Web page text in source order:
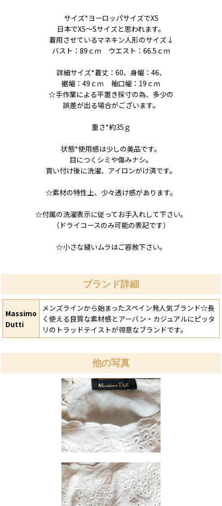
サイズ*ヨーロッパサイズでXS
日本でXS〜Sサイズと思われます。
着用させているマネキン人形のサイズ↓
バスト：89ｃｍ ウエスト：66.5ｃｍ
詳細サイズ*着丈：60、身幅：46、
裾幅：49ｃｍ 袖口幅：19ｃｍ
☆手作業による平置き採寸の為、多少の
誤差が出る場合がございます。
重さ*約35ｇ
状態*使用感は少しの美品です。
目につくシミや傷みナシ。
買い付け後に洗濯、アイロンがけ済です。
☆素材の特性上、少々透け感があります。
☆付属の洗濯表示に従ってお手入れして下さい。
（ドライコースのみ可能の表記です）
☆小さな縫いムラはご容赦下さい。
ブランド詳細
Massimo
Dutti
メンズラインから始まったスペイン発人気ブランド☆長
く使える良質な素材感とアーバン・カジュアルにピッタ
リのトラッドテイストが得意なブランドです。
他の写真